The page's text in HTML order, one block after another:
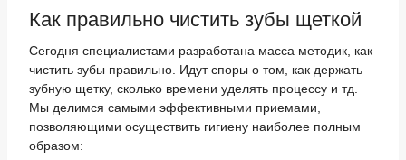
Как правильно чистить зубы щеткой
Сегодня специалистами разработана масса методик, как
чистить зубы правильно. Идут споры о том, как держать
зубную щетку, сколько времени уделять процессу и тд.
Мы делимся самыми эффективными приемами,
позволяющими осуществить гигиену наиболее полным
образом: